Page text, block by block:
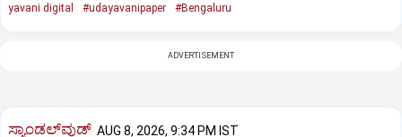
yavani digital
#udayavanipaper #Bengaluru
ADVERTISEMENT
ಸ್ಯಾಂಡಲ್‌ವುಡ್‌ AUG 8, 2026, 9:34 PM IST